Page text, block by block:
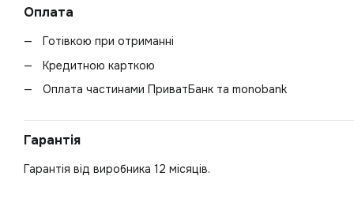
Оплата
Готівкою при отриманні
Кредитною карткою
Оплата частинами ПриватБанк та monobank
Гарантія
Гарантія від виробника 12 місяців.